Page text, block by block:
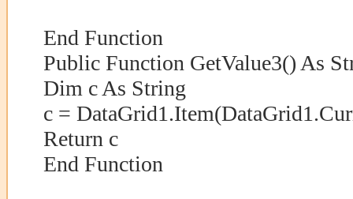
End Function
Public Function GetValue3() As
Dim c As String
c =
Return c
End Function